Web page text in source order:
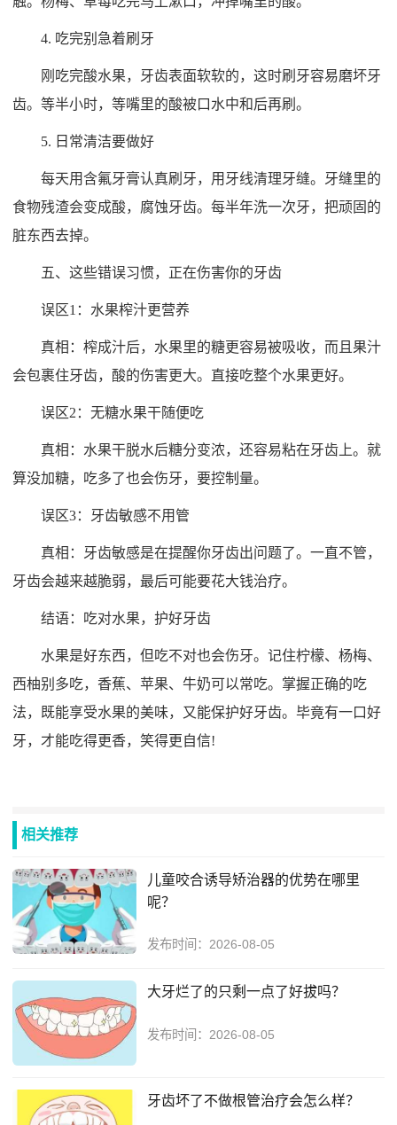
4. 吃完别急着刷牙
刚吃完酸水果，牙齿表面软软的，这时刷牙容易磨坏牙
齿。等半小时，等嘴里的酸被口水中和后再刷。
5. 日常清洁要做好
每天用含氟牙膏认真刷牙，用牙线清理牙缝。牙缝里的
食物残渣会变成酸，腐蚀牙齿。每半年洗一次牙，把顽固的
脏东西去掉。
五、这些错误习惯，正在伤害你的牙齿
误区1：水果榨汁更营养
真相：榨成汁后，水果里的糖更容易被吸收，而且果汁
会包裹住牙齿，酸的伤害更大。直接吃整个水果更好。
误区2：无糖水果干随便吃
真相：水果干脱水后糖分变浓，还容易粘在牙齿上。就
算没加糖，吃多了也会伤牙，要控制量。
误区3：牙齿敏感不用管
真相：牙齿敏感是在提醒你牙齿出问题了。一直不管，
牙齿会越来越脆弱，最后可能要花大钱治疗。
结语：吃对水果，护好牙齿
水果是好东西，但吃不对也会伤牙。记住柠檬、杨梅、
西柚别多吃，香蕉、苹果、牛奶可以常吃。掌握正确的吃
法，既能享受水果的美味，又能保护好牙齿。毕竟有一口好
牙，才能吃得更香，笑得更自信!
相关推荐
儿童咬合诱导矫治器的优势在哪里
呢？
发布时间： 2026-08-05
大牙烂了的只剩一点了好拔吗？
发布时间： 2026-08-05
牙齿坏了不做根管治疗会怎么样？